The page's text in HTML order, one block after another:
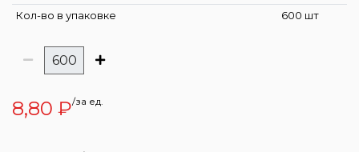
Кол-во в упаковке
600 шт
8,80 ₽/за ед.